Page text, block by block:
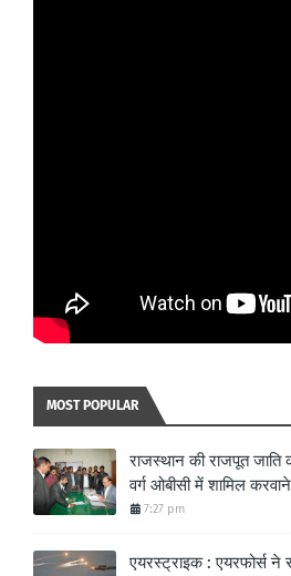
MOST POPULAR
राजस्थान की राजपूत जाति
वर्ग ओबीसी में शामिल
7:27 pm
एयरस्ट्राइक : एयरफोर्स ने